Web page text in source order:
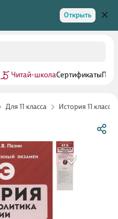
Открыть
Читай-школаСертификаты
Для 11 класса История 11 класс